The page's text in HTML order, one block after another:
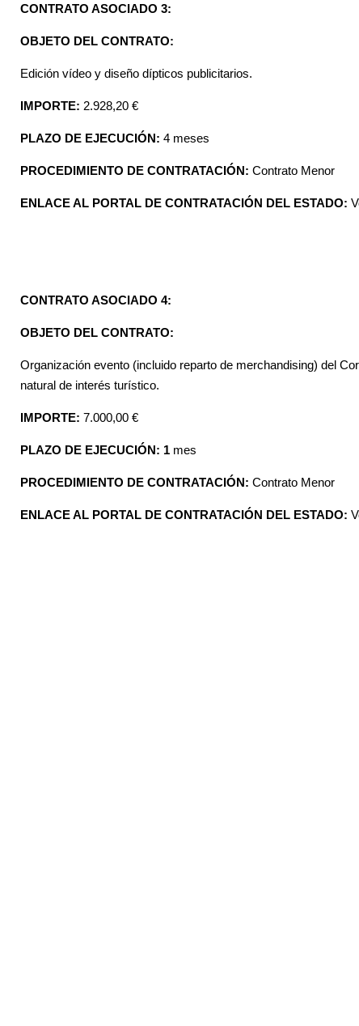
CONTRATO ASOCIADO 3:
OBJETO DEL CONTRATO:
Edición vídeo y diseño dípticos publicitarios.
IMPORTE: 2.928,20 €
PLAZO DE EJECUCIÓN: 4 meses
PROCEDIMIENTO DE CONTRATACIÓN: Contrato Menor
ENLACE AL PORTAL DE CONTRATACIÓN DEL ESTADO:
CONTRATO ASOCIADO 4:
OBJETO DEL CONTRATO:
Organización evento (incluido reparto de merchandising) del
natural de interés turístico.
IMPORTE: 7.000,00 €
PLAZO DE EJECUCIÓN: 1 mes
PROCEDIMIENTO DE CONTRATACIÓN: Contrato Menor
ENLACE AL PORTAL DE CONTRATACIÓN DEL ESTADO: